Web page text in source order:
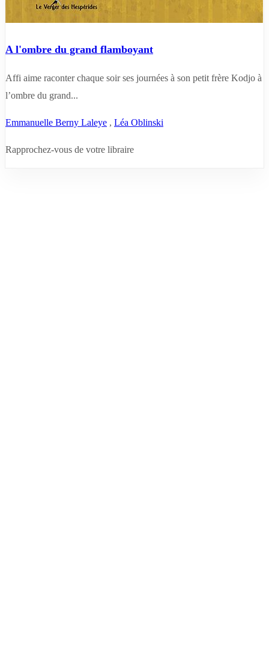
A l'ombre du grand flamboyant
Affi aime raconter chaque soir ses journées à son petit frère Kodjo à
l’ombre du grand...
Emmanuelle Berny Laleye , Léa Oblinski
Rapprochez-vous de votre libraire